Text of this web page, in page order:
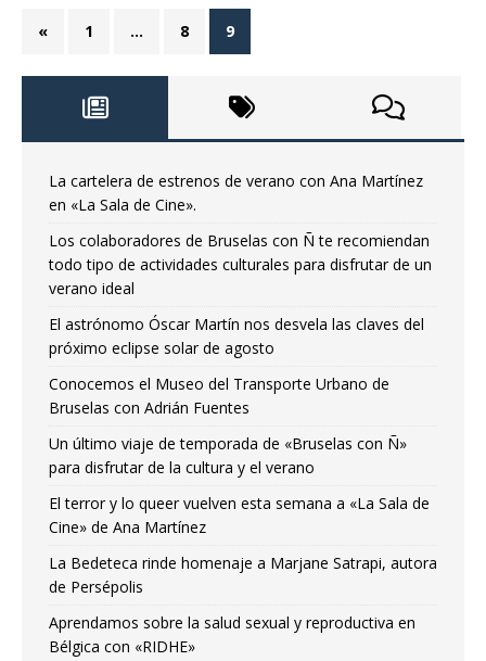
« 1 … 8 9
La cartelera de estrenos de verano con Ana Martínez
en «La Sala de Cine».
Los colaboradores de Bruselas con Ñ te recomiendan
todo tipo de actividades culturales para disfrutar de un
verano ideal
El astrónomo Óscar Martín nos desvela las claves del
próximo eclipse solar de agosto
Conocemos el Museo del Transporte Urbano de
Bruselas con Adrián Fuentes
Un último viaje de temporada de «Bruselas con Ñ»
para disfrutar de la cultura y el verano
El terror y lo queer vuelven esta semana a «La Sala de
Cine» de Ana Martínez
La Bedeteca rinde homenaje a Marjane Satrapi, autora
de Persépolis
Aprendamos sobre la salud sexual y reproductiva en
Bélgica con «RIDHE»